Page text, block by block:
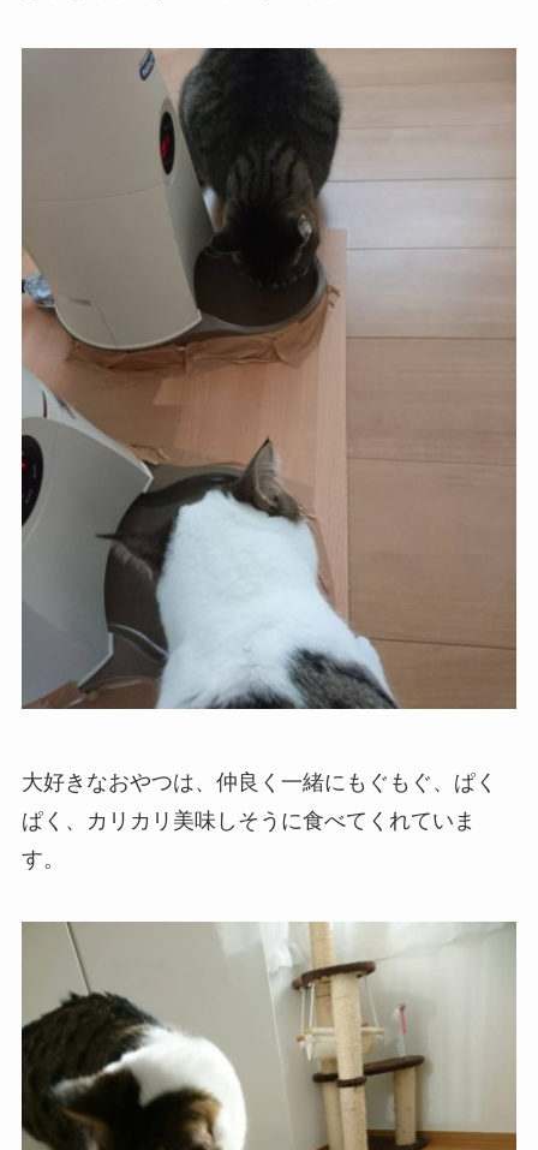
大好きなおやつは、仲良く一緒にもぐもぐ、ぱく
ぱく、カリカリ美味しそうに食べてくれていま
す。